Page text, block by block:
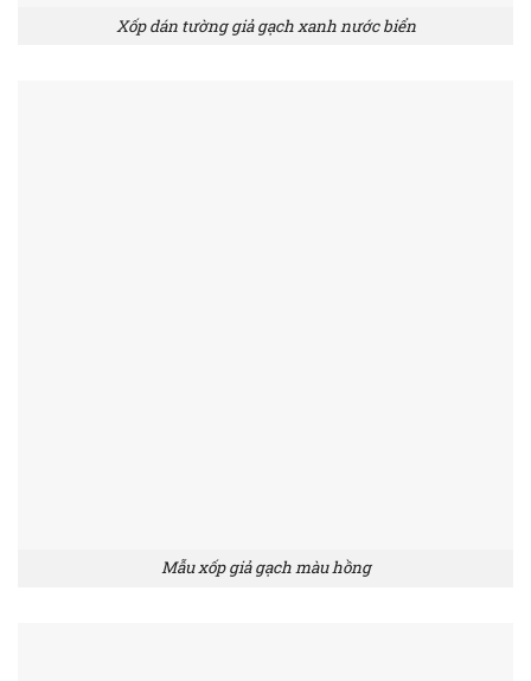
Xốp dán tường giả gạch xanh nước biển
Mẫu xốp giả gạch màu hồng